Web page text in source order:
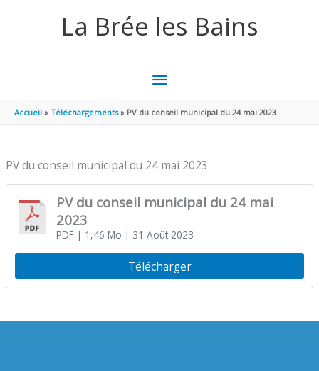
La Brée les Bains
MENU
PRINCIPAL
Accueil Téléchargements PV du conseil municipal du 24 mai 2023
PV du conseil municipal du 24 mai 2023
PV du conseil municipal du 24 mai
2023
PDF| 1,46 Mo | 31 Août 2023
Télécharger